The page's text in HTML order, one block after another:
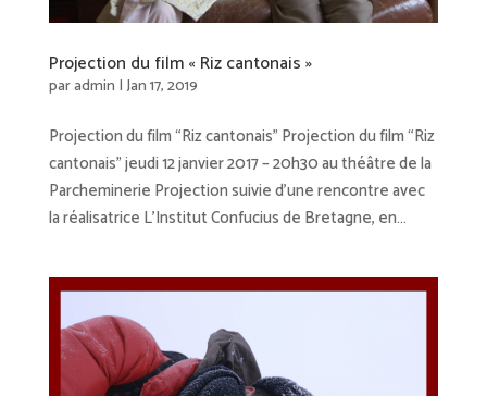
Projection du film « Riz cantonais »
paradmin |Jan 17, 2019
Projection du film “Riz cantonais” Projection du film “Riz
cantonais” jeudi 12 janvier 2017 – 20h30 au théâtre de la
Parcheminerie Projection suivie d’une rencontre avec
la réalisatrice L’Institut Confucius de Bretagne, en...